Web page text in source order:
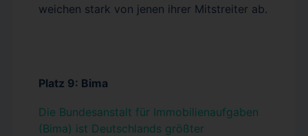
weichen stark von jenen ihrer Mitstreiter ab.
Platz 9: Bima
Die Bundesanstalt für Immobilienaufgaben
(Bima) ist Deutschlands größter